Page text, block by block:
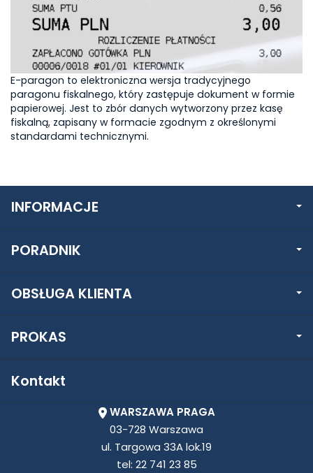
E-paragon to elektroniczna wersja tradycyjnego
paragonu fiskalnego, który zastępuje dokument w formie
papierowej. Jest to zbór danych wytworzony przez kasę
fiskalną, zapisany w formacie zgodnym z określonymi
standardami technicznymi.
INFORMACJE
PORADNIK
OBSŁUGA KLIENTA
PROKAS
Kontakt
WARSZAWA PRAGA
03-728 Warszawa
ul. Targowa 33A lok.19
tel: 22 741 23 85